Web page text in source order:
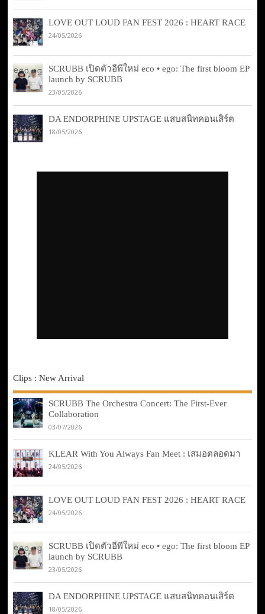
LOVE OUT LOUD FAN FEST 2026 : HEART RACE
24/05/2026
SCRUBB เปิดตัวอีพีใหม่ eco • ego: The first bloom EP
launch by SCRUBB
23/05/2026
DA ENDORPHINE UPSTAGE แสบสนิทคอนเสิร์ต
18/05/2026
Clips : New Arrival
SCRUBB The Orchestra Concert: The First-Ever
Collaboration
03/07/2026
KLEAR With You Always Fan Meet : เสมอตลอดมา
24/05/2026
LOVE OUT LOUD FAN FEST 2026 : HEART RACE
24/05/2026
SCRUBB เปิดตัวอีพีใหม่ eco • ego: The first bloom EP
launch by SCRUBB
23/05/2026
DA ENDORPHINE UPSTAGE แสบสนิทคอนเสิร์ต
18/05/2026